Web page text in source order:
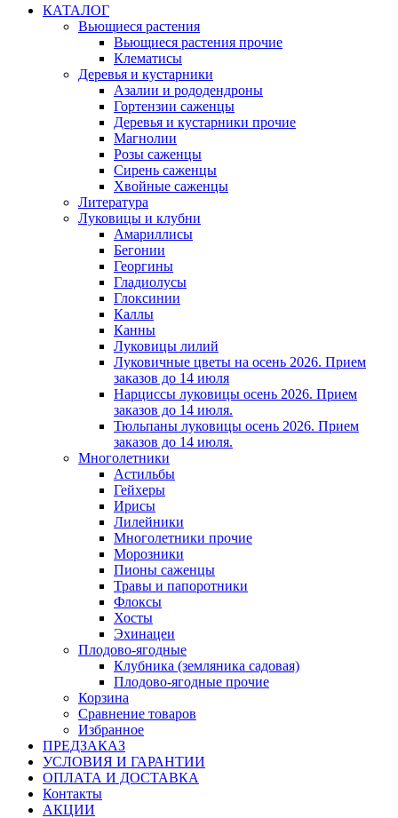
КАТАЛОГ
Вьющиеся растения
Вьющиеся растения прочие
Клематисы
Деревья и кустарники
Азалии и рододендроны
Гортензии саженцы
Деревья и кустарники прочие
Магнолии
Розы саженцы
Сирень саженцы
Хвойные саженцы
Литература
Луковицы и клубни
Амариллисы
Бегонии
Георгины
Гладиолусы
Глоксинии
Каллы
Канны
Луковицы лилий
Луковичные цветы на осень 2026. Прием
заказов до 14 июля
Нарциссы луковицы осень 2026. Прием
заказов до 14 июля.
Тюльпаны луковицы осень 2026. Прием
заказов до 14 июля.
Многолетники
Астильбы
Гейхеры
Ирисы
Лилейники
Многолетники прочие
Морозники
Пионы саженцы
Травы и папоротники
Флоксы
Хосты
Эхинацеи
Плодово-ягодные
Клубника (земляника садовая)
Плодово-ягодные прочие
Корзина
Сравнение товаров
Избранное
ПРЕДЗАКАЗ
УСЛОВИЯ И ГАРАНТИИ
ОПЛАТА И ДОСТАВКА
Контакты
АКЦИИ